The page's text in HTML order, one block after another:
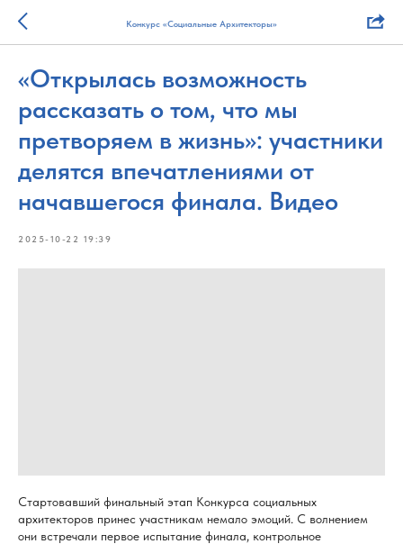
Конкурс «Социальные Архитекторы»
«Открылась возможность
рассказать о том, что мы
претворяем в жизнь»: участники
делятся впечатлениями от
начавшегося финала. Видео
2025-10-22 19:39
Стартовавший финальный этап Конкурса социальных
архитекторов принес участникам немало эмоций. С волнением
они встречали первое испытание финала, контрольное